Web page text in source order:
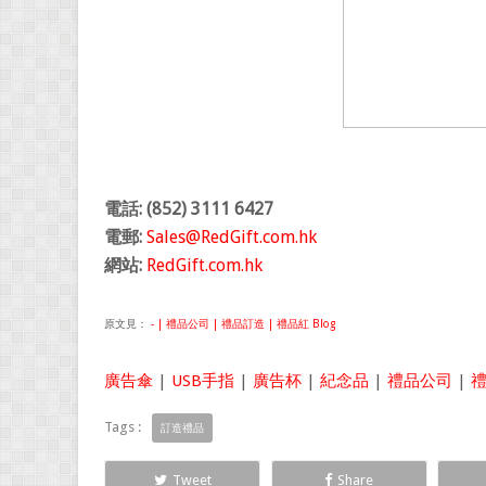
電話: (852) 3111 6427
電郵: Sales@RedGift.com.hk
網站: RedGift.com.hk
原文見： - | 禮品公司 | 禮品訂造 | 禮品紅 Blog
廣告傘 | USB手指 | 廣告杯 | 紀念品 | 禮品公司 |
Tags : 訂造禮品
Tweet Share